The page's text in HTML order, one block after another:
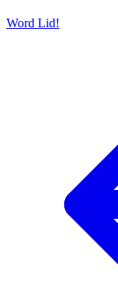
Word Lid!